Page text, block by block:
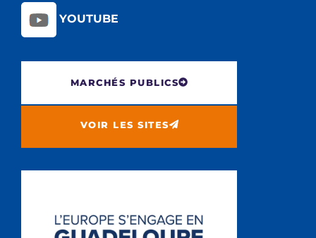
YOUTUBE
MARCHÉS PUBLICS
VOIR LES SITES